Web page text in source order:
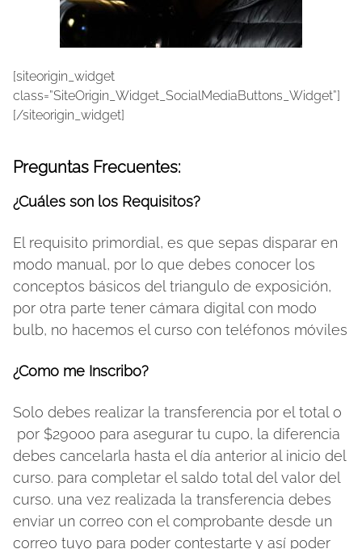
[siteorigin_widget
class=”SiteOrigin_Widget_SocialMediaButtons_Widget”]
[/siteorigin_widget]
Preguntas Frecuentes:
¿Cuáles son los Requisitos?
El requisito primordial, es que sepas disparar en
modo manual, por lo que debes conocer los
conceptos básicos del triangulo de exposición,
por otra parte tener cámara digital con modo
bulb, no hacemos el curso con teléfonos móviles
¿Como me Inscribo?
Solo debes realizar la transferencia por el total o
por $29000 para asegurar tu cupo, la diferencia
debes cancelarla hasta el día anterior al inicio del
curso. para completar el saldo total del valor del
curso. una vez realizada la transferencia debes
enviar un correo con el comprobante desde un
correo tuyo para poder contestarte y así poder